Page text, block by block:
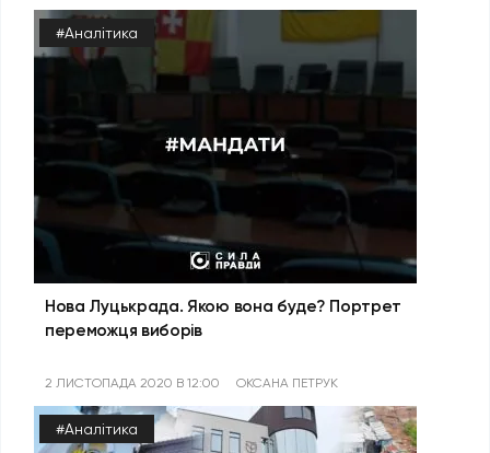
#Аналітика
Нова Луцькрада. Якою вона буде? Портрет
переможця виборів
2 ЛИСТОПАДА 2020 В 12:00 ОКСАНА ПЕТРУК
#Аналітика